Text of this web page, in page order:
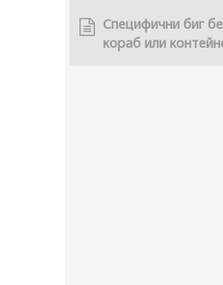
Специфични биг
кораб или